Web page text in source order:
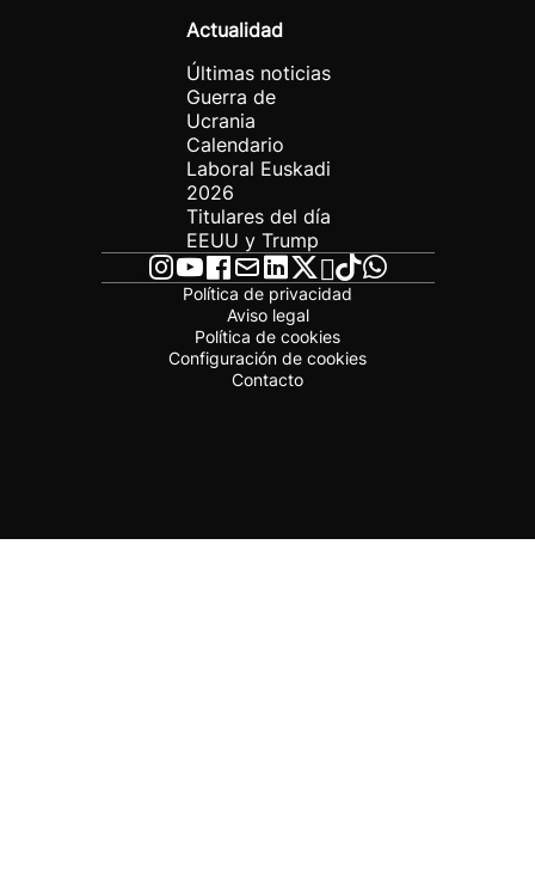
Actualidad
Últimas noticias
Guerra de
Ucrania
Calendario
Laboral Euskadi
2026
Titulares del día
EEUU y Trump
Política de privacidad
Aviso legal
Política de cookies
Configuración de cookies
Contacto